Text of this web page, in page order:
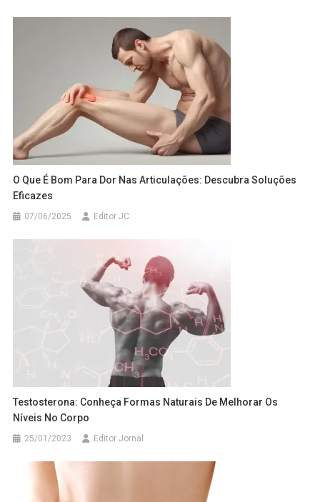
O Que É Bom Para Dor Nas Articulações: Descubra Soluções
Eficazes
07/06/2025 Editor JC
Testosterona: Conheça Formas Naturais De Melhorar Os
Níveis No Corpo
25/01/2023 Editor Jornal